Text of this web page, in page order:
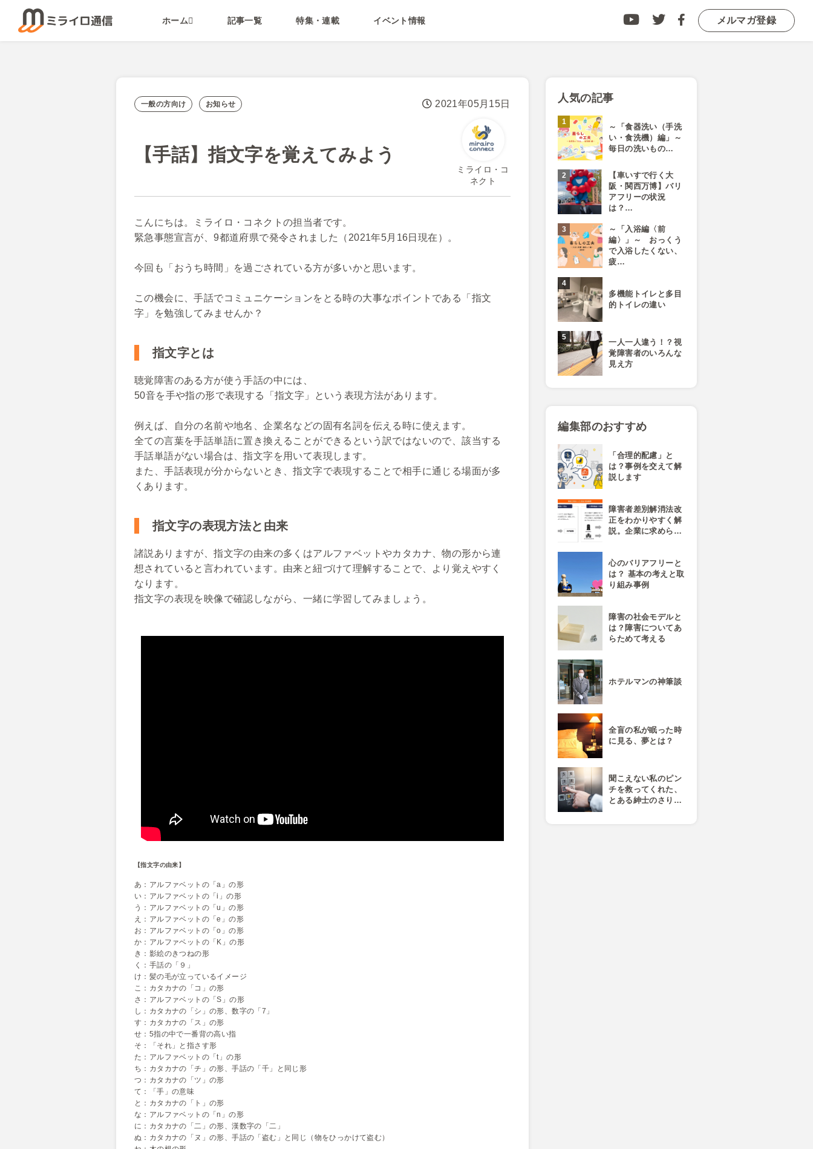
ホーム 記事一覧 特集・連載 イベント情報 メルマガ登録
一般の方向け お知らせ 2021年05月15日
【手話】指文字を覚えてみよう
ミライロ・コ
ネクト
こんにちは。ミライロ・コネクトの担当者です。
緊急事態宣言が、9都道府県で発令されました（2021年5月16日現在）。
今回も「おうち時間」を過ごされている方が多いかと思います。
この機会に、手話でコミュニケーションをとる時の大事なポイントである「指文
字」を勉強してみませんか？
指文字とは
聴覚障害のある方が使う手話の中には、
50音を手や指の形で表現する「指文字」という表現方法があります。
例えば、自分の名前や地名、企業名などの固有名詞を伝える時に使えます。
全ての言葉を手話単語に置き換えることができるという訳ではないので、該当する
手話単語がない場合は、指文字を用いて表現します。
また、手話表現が分からないとき、指文字で表現することで相手に通じる場面が多
くあります。
指文字の表現方法と由来
諸説ありますが、指文字の由来の多くはアルファベットやカタカナ、物の形から連
想されていると言われています。由来と紐づけて理解することで、より覚えやすく
なります。
指文字の表現を映像で確認しながら、一緒に学習してみましょう。
【指文字の由来】
あ：アルファベットの「a」の形
い：アルファベットの「i」の形
う：アルファベットの「u」の形
え：アルファベットの「e」の形
お：アルファベットの「o」の形
か：アルファベットの「K」の形
き：影絵のきつねの形
く：手話の「９」
け：髪の毛が立っているイメージ
こ：カタカナの「コ」の形
さ：アルファベットの「S」の形
し：カタカナの「シ」の形、数字の「7」
す：カタカナの「ス」の形
せ：5指の中で一番背の高い指
そ：「それ」と指さす形
た：アルファベットの「t」の形
ち：カタカナの「チ」の形、手話の「千」と同じ形
つ：カタカナの「ツ」の形
て：「手」の意味
と：カタカナの「ト」の形
な：アルファベットの「n」の形
に：カタカナの「二」の形、漢数字の「二」
ぬ：カタカナの「ヌ」の形、手話の「盗む」と同じ（物をひっかけて盗む）
人気の記事
～「食器洗い（手洗
い・食洗機）編」～
毎日の洗いもの…
【車いすで行く大
阪・関西万博】バリ
アフリーの状況
は？…
～「入浴編〈前
編〉」～ おっくう
で入浴したくない、
疲…
多機能トイレと多目
的トイレの違い
一人一人違う！？視
覚障害者のいろんな
見え方
編集部のおすすめ
「合理的配慮」と
は？事例を交えて解
説します
障害者差別解消法改
正をわかりやすく解
説。企業に求めら…
心のバリアフリーと
は？ 基本の考えと取
り組み事例
障害の社会モデルと
は？障害についてあ
らためて考える
ホテルマンの神筆談
全盲の私が眠った時
に見る、夢とは？
聞こえない私のピン
チを救ってくれた、
とある紳士のさり…